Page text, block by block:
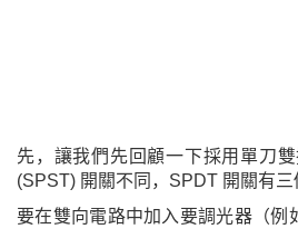
先，讓我們先回顧一下採用單刀
(SPST) 開關不同，SPDT 開關有三
要在雙向電路中加入要調光器（例